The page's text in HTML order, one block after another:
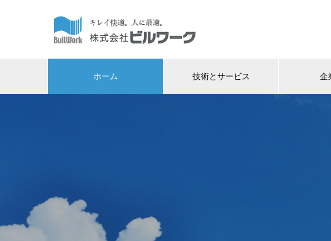
ホーム 技術とサービス 企